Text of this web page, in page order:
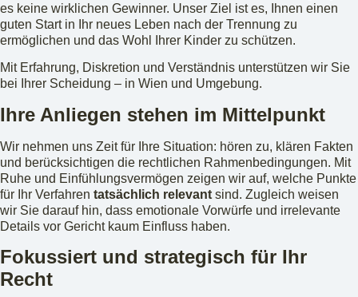
es keine wirklichen Gewinner. Unser Ziel ist es, Ihnen einen
guten Start in Ihr neues Leben nach der Trennung zu
ermöglichen und das Wohl Ihrer Kinder zu schützen.
Mit Erfahrung, Diskretion und Verständnis unterstützen wir Sie
bei Ihrer Scheidung – in Wien und Umgebung.
Ihre Anliegen stehen im Mittelpunkt
Wir nehmen uns Zeit für Ihre Situation: hören zu, klären Fakten
und berücksichtigen die rechtlichen Rahmenbedingungen. Mit
Ruhe und Einfühlungsvermögen zeigen wir auf, welche Punkte
für Ihr Verfahren tatsächlich relevant sind. Zugleich weisen
wir Sie darauf hin, dass emotionale Vorwürfe und irrelevante
Details vor Gericht kaum Einfluss haben.
Fokussiert und strategisch für Ihr
Recht